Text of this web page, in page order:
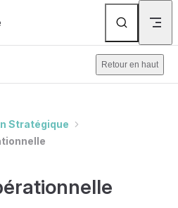
Retour en haut
Stratégique